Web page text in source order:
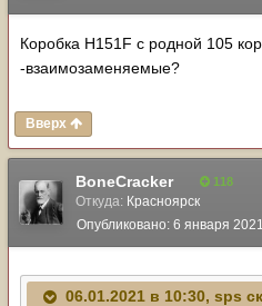
Коробка H151F с родной 105
-взаимозаменяемые?
Вверх
BoneCracker 118
Откуда: Красноярск
Опубликовано: 6 января 2021
06.01.2021 в 10:30, sps